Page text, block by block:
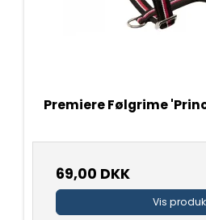
Premiere Følgrime
69,00 DKK
Vis